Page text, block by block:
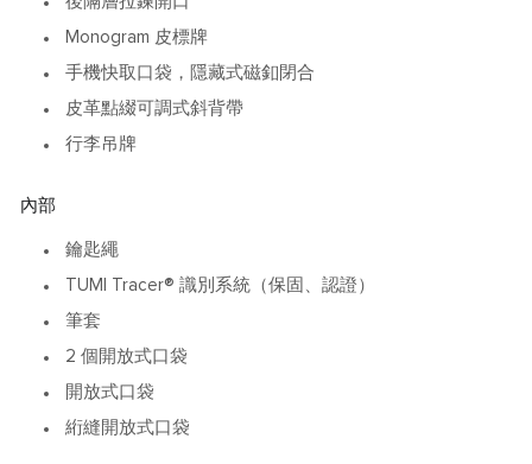
Monogram 皮標牌
手機快取口袋，隱藏式磁釦閉合
皮革點綴可調式斜背帶
行李吊牌
內部
鑰匙繩
TUMI Tracer® 識別系統（保固、認證）
筆套
2 個開放式口袋
開放式口袋
絎縫開放式口袋